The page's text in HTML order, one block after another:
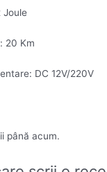
Joule
20 Km
DC 12V/220V
până acum.